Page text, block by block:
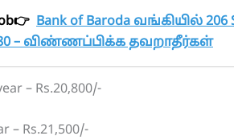
Bank of Baroda வங்கியில்
– விண்ணப்பிக்க தவறாதீர்கள்
– Rs.20,800/-
– Rs.21,500/-